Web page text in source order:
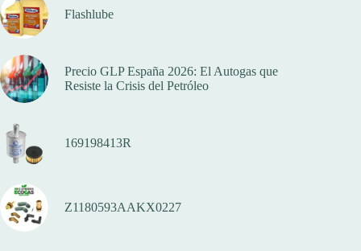
Flashlube
Precio GLP España 2026: El Autogas que
Resiste la Crisis del Petróleo
169198413R
Z1180593AAKX0227